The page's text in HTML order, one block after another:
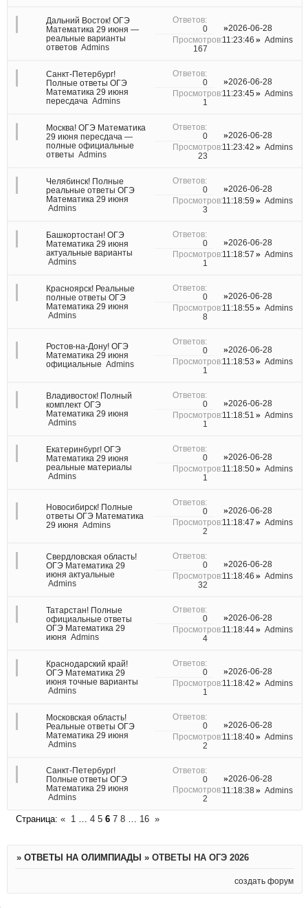
Дальний Восток! ОГЭ
Математика 29 июня —
реальные варианты
ответов Admins
0
167
2026-06-28
11:23:46
Admins
Санкт-Петербург!
Полные ответы ОГЭ
Математика 29 июня
пересдача Admins
0
1
2026-06-28
11:23:45
Admins
Москва! ОГЭ Математика
29 июня пересдача —
полные официальные
ответы Admins
0
23
2026-06-28
11:23:42
Admins
Челябинск! Полные
реальные ответы ОГЭ
Математика 29 июня
Admins
0
3
2026-06-28
11:18:59
Admins
Башкортостан! ОГЭ
Математика 29 июня
актуальные варианты
Admins
0
1
2026-06-28
11:18:57
Admins
Красноярск! Реальные
полные ответы ОГЭ
Математика 29 июня
Admins
0
8
2026-06-28
11:18:55
Admins
Ростов-на-Дону! ОГЭ
Математика 29 июня
официальные Admins
0
1
2026-06-28
11:18:53
Admins
Владивосток! Полный
комплект ОГЭ
Математика 29 июня
Admins
0
1
2026-06-28
11:18:51
Admins
Екатеринбург! ОГЭ
Математика 29 июня
реальные материалы
Admins
0
1
2026-06-28
11:18:50
Admins
Новосибирск! Полные
ответы ОГЭ Математика
29 июня Admins
0
2
2026-06-28
11:18:47
Admins
Свердловская область!
ОГЭ Математика 29
июня актуальные
Admins
0
32
2026-06-28
11:18:46
Admins
Татарстан! Полные
официальные ответы
ОГЭ Математика 29
июня Admins
0
4
2026-06-28
11:18:44
Admins
Краснодарский край!
ОГЭ Математика 29
июня точные варианты
Admins
0
1
2026-06-28
11:18:42
Admins
Московская область!
Реальные ответы ОГЭ
Математика 29 июня
Admins
0
2
2026-06-28
11:18:40
Admins
Санкт-Петербург!
Полные ответы ОГЭ
Математика 29 июня
Admins
0
2
2026-06-28
11:18:38
Admins
Страница: « 1 … 4 5 6 7 8 … 16 »
» ОТВЕТЫ НА ОЛИМПИАДЫ » ОТВЕТЫ НА ОГЭ 2026
создать форум